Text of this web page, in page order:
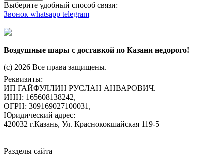
Выберите удобный способ связи:
Звонок whatsapp telegram
Воздушные шары с доставкой по Казани недорого!
(c) 2026 Все права защищены.
Реквизиты:
ИП ГАЙФУЛЛИН РУСЛАН АНВАРОВИЧ.
ИНН: 165608138242,
ОГРН: 309169027100031,
Юридический адрес:
420032 г.Казань, Ул. Краснококшайская 119-5
Разделы сайта